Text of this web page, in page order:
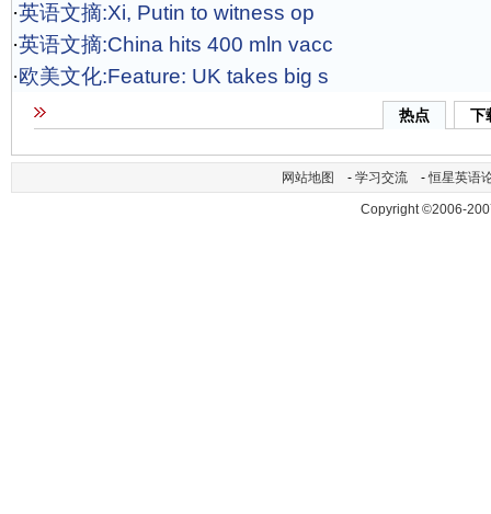
·英语文摘:Xi, Putin to witness op
·英语文摘:China hits 400 mln vacc
·欧美文化:Feature: UK takes big s
热点 下
网站地图 - 学习交流 -恒星英语
Copyright ©2006-